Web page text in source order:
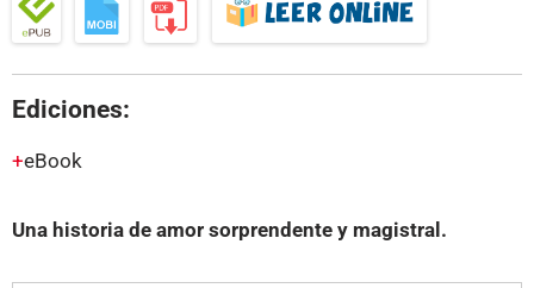
Ediciones:
eBook
Una historia de amor sorprendente y magistral.